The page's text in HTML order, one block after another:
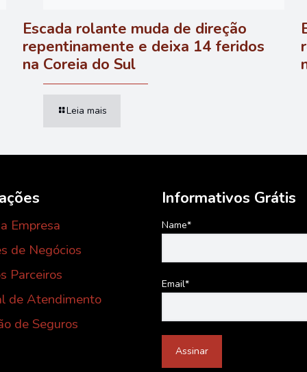
Escada rolante muda de direção
repentinamente e deixa 14 feridos
na Coreia do Sul
Leia mais
Empresa
de Negócios
Parceiros
de Atendimento
de Seguros
Informativos Grátis
Name*
Email*